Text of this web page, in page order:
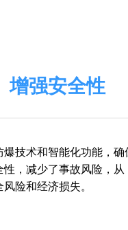
增强安全性
爆技术和智能化功能，确
性，减少了事故风险，从
险和经济损失。